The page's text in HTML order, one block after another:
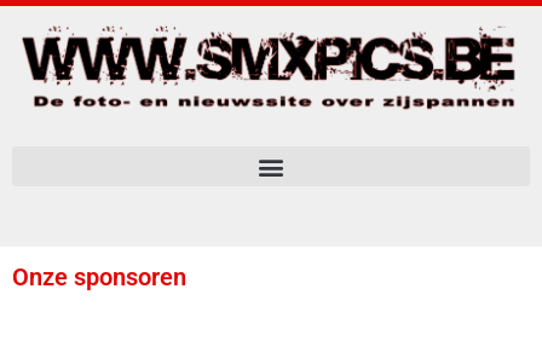
Onze sponsoren